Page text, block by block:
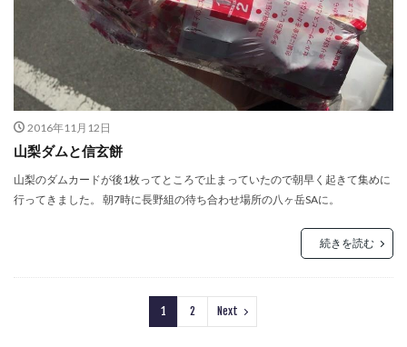
2016年11月12日
山梨ダムと信玄餅
山梨のダムカードが後1枚ってところで止まっていたので朝早く起きて集めに
行ってきました。 朝7時に長野組の待ち合わせ場所の八ヶ岳SAに。
続きを読む
1 2 Next